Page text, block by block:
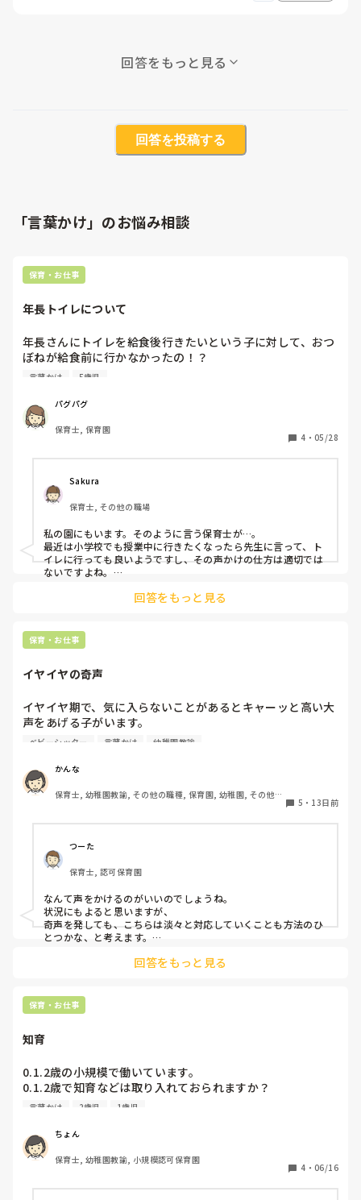
回答をもっと見る
回答を投稿する
「言葉かけ」のお悩み相談
保育・お仕事
年長トイレについて
年長さんにトイレを給食後行きたいという子に対して、おつ
ぼねが給食前に行かなかったの！？
ごちそう様まで我慢できないの！？と子ども達に言っていま
小学生になったらいけないよとその保育の声かけ合ってます
か！？
言葉かけ 5歳児
パグパグ
保育士, 保育園
4 ・ 05/28
Sakura
保育士, その他の職場
私の園にもいます。そのように言う保育士が…。
最近は小学校でも授業中に行きたくなったら先生に言って、ト
イレに行っても良いようですし、その声かけの仕方は適切では
ないですよね。
食事中に行くのはマナーとしては良くはないですが、次から給
回答をもっと見る
保育・お仕事
イヤイヤの奇声
イヤイヤ期で、気に入らないことがあるとキャーッと高い大
声をあげる子がいます。
家庭では一人っ子で、おうちの人がみなまで言わずとも汲み
てもらえるになっています。
言わないとわからないし、ダメなこともあるよって
なんて声かけるのが良いのでしょうか…
ベビーシッター 言葉かけ 幼稚園教諭
かんな
保育士, 幼稚園教諭, その他の職種, 保育園, 幼稚園, その他の
5 ・ 13日前
つーた
保育士, 認可保育園
なんて声をかけるのがいいのでしょうね。
状況にもよると思いますが、
奇声を発しても、こちらは淡々と対応していくことも方法のひ
とつかな、と考えます。
そのキャーッは、何かな？
機嫌のいい時？など、自然な関わりができる時には、「何かあ
たいにコミュニケーションをしておくのもいいだろうし。
それから、
家庭では一人っ子、おうちの人が子どもに合わせちゃう、
だから、奇声を発している、発するようになる、って考えてま
すか？
思い込みも、多少入っているような気がします。
もちろん家庭環境、育ちの背景を加味して考えることも必要で
すが、
イヤイヤ期という時期にあるならば、視点を変えてみることも
回答をもっと見る
保育・お仕事
知育
0.1.2歳の小規模で働いています。
0.1.2歳で知育などは取り入れておられますか？
私の園では数字などに興味を持てるような言葉かけや制作を
小さい子に難しいな、、と私は思うのですが、
他の園ではどうなのかお聞きしたいです。
言葉かけ 2歳児 1歳児
ちょん
保育士, 幼稚園教諭, 小規模認可保育園
4 ・ 06/16